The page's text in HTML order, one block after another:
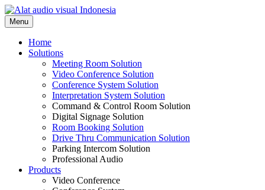
Skip
to
content
Menu
Home
Solutions
Meeting Room Solution
Video Conference Solution
Conference System Solution
Interpretation System Solution
Command & Control Room Solution
Digital Signage Solution
Room Booking Solution
Drive Thru Communication Solution
Parking Intercom Solution
Professional Audio
Products
Video Conference